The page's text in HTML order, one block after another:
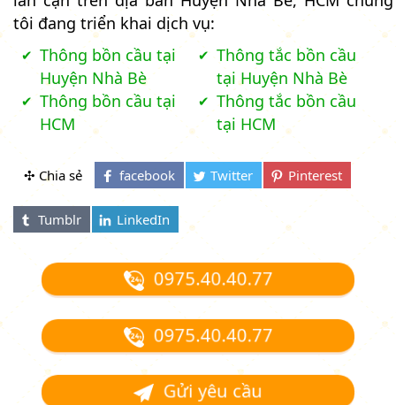
tôi đang triển khai dịch vụ:
Thông bồn cầu tại
Huyện Nhà Bè
Thông tắc bồn cầu
tại Huyện Nhà Bè
Thông bồn cầu tại
HCM
Thông tắc bồn cầu
tại HCM
✣ Chia sẻ
0975.40.40.77
0975.40.40.77
Gửi yêu cầu